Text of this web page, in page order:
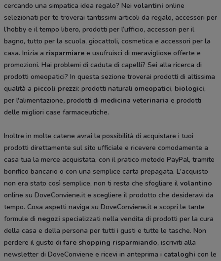
cercando una simpatica idea regalo? Nei volantini online
selezionati per te troverai tantissimi articoli da regalo, accessori per
l’hobby e il tempo libero, prodotti per l’ufficio, accessori per il
bagno, tutto per la scuola, giocattoli, cosmetica e accessori per la
casa. Inizia a risparmiare e usufruisci di meravigliose offerte e
promozioni. Hai problemi di caduta di capelli? Sei alla ricerca di
prodotti omeopatici? In questa sezione troverai prodotti di altissima
qualità a piccoli prezzi: prodotti naturali omeopatici, biologici,
per l'alimentazione, prodotti di medicina veterinaria e prodotti
delle migliori case farmaceutiche.
Inoltre in molte catene avrai la possibilità di acquistare i tuoi
prodotti direttamente sul sito ufficiale e ricevere comodamente a
casa tua la merce acquistata, con il pratico metodo PayPal, tramite
bonifico bancario o con una semplice carta prepagata. L'acquisto
non era stato così semplice, non ti resta che sfogliare il volantino
online su DoveConviene.it e scegliere il prodotto che desideravi da
tempo. Cosa aspetti naviga su DoveConviene.it e scopri le tante
formule di negozi specializzati nella vendita di prodotti per la cura
della casa e della persona per tutti i gusti e tutte le tasche. Non
perdere il gusto difare shopping risparmiando, iscriviti alla
newsletter di DoveConviene e ricevi in anteprima i cataloghi con le